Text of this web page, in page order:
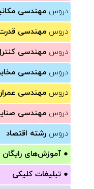
دروس مهندسی
دروس مهندسی
دروس مهندسی
دروس مهندسی
دروس مهندسی
دروس مهندسی
دروس رشته اقتصاد
● آموزش‌های رایگان
● تبلیغات کلیکی